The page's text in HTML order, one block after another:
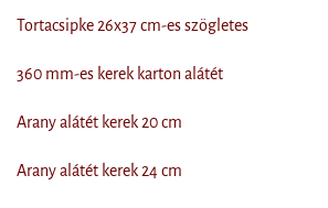
Tortacsipke 26x37 cm-es szögletes
360 mm-es kerek karton alátét
Arany alátét kerek 20 cm
Arany alátét kerek 24 cm